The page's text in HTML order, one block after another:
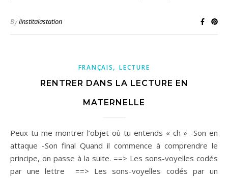
Bylinstitalastation
FRANÇAIS,LECTURE
RENTRER DANS LA LECTURE EN
MATERNELLE
Peux-tu me montrer l’objet où tu entends « ch » -Son en
attaque -Son final Quand il commence à comprendre le
principe, on passe à la suite. ==> Les sons-voyelles codés
par une lettre ==> Les sons-voyelles codés par un